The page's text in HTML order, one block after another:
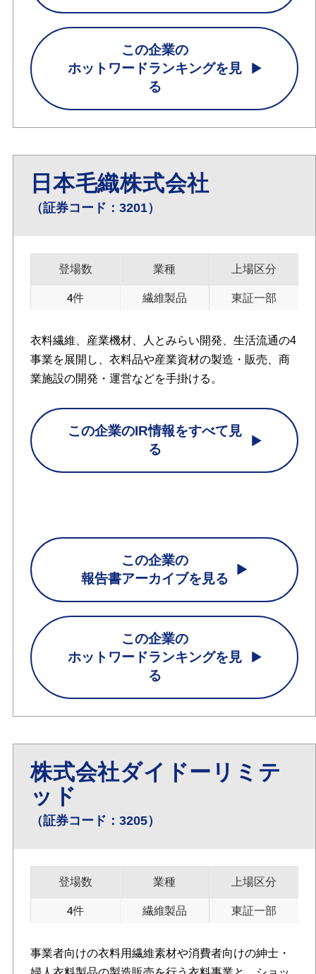
この企業の
ホットワードランキングを見
る
日本毛織株式会社
（証券コード：3201）
登場数
4件
業種
繊維製品
上場区分
東証一部
衣料繊維、産業機材、人とみらい開発、生活流通の4
事業を展開し、衣料品や産業資材の製造・販売、商
業施設の開発・運営などを手掛ける。
この企業のIR情報をすべて見
る
この企業の
報告書アーカイブを見る
この企業の
ホットワードランキングを見
る
株式会社ダイドーリミテ
ッド
（証券コード：3205）
登場数
4件
業種
繊維製品
上場区分
東証一部
事業者向けの衣料用繊維素材や消費者向けの紳士・